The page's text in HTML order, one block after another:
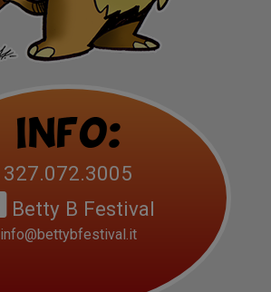
Info:
327.072.3005
Betty B Festival
info@bettybfestival.it